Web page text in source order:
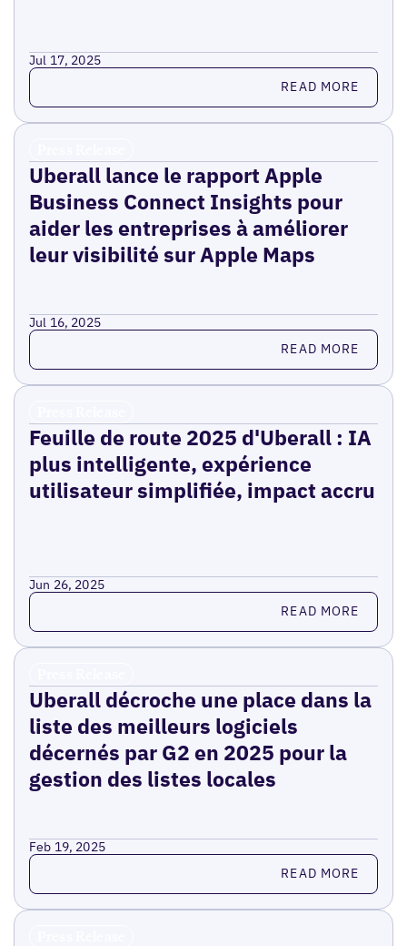
Jul 17, 2025
Read more READ MORE
Uberall lance le rapport Apple
Business Connect Insights pour
aider les entreprises à améliorer
leur visibilité sur Apple Maps
Jul 16, 2025
Read more READ MORE
Feuille de route 2025 d'Uberall : IA
plus intelligente, expérience
utilisateur simplifiée, impact accru
Jun 26, 2025
Read more READ MORE
Uberall décroche une place dans la
liste des meilleurs logiciels
décernés par G2 en 2025 pour la
gestion des listes locales
Feb 19, 2025
Read more READ MORE